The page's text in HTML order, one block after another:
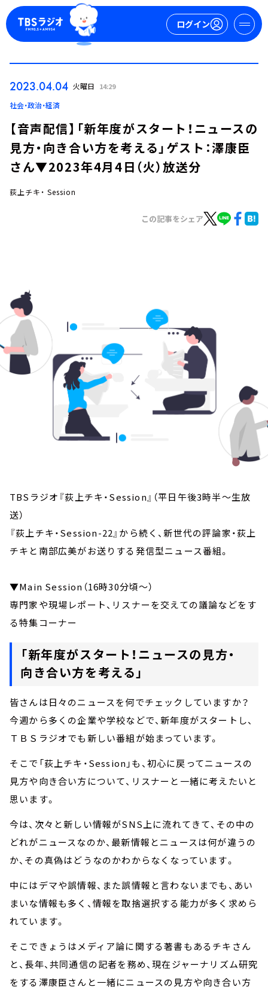
ログイン
会社情報
2023.04.04 火曜日 14:29
社会・政治・経済
【音声配信】「新年度がスタート！ニュースの
見方・向き合い方を考える」ゲスト：澤康臣
さん▼2023年4月4日（火）放送分
荻上チキ・ Session
この記事をシェア
TBSラジオ『荻上チキ・Session』（平日午後3時半～生放
送）
『荻上チキ・Session-22』から続く、新世代の評論家・荻上
チキと南部広美がお送りする発信型ニュース番組。
▼Main Session（16時30分頃～）
専門家や現場レポート、リスナーを交えての議論などをす
る特集コーナー
「新年度がスタート！ニュースの見方・
向き合い方を考える」
皆さんは日々のニュースを何でチェックしていますか？
今週から多くの企業や学校などで、新年度がスタートし、
ＴＢＳラジオでも新しい番組が始まっています。
そこで「荻上チキ・Session」も、初心に戻ってニュースの
見方や向き合い方について、リスナーと一緒に考えたいと
思います。
今は、次々と新しい情報がSNS上に流れてきて、その中の
どれがニュースなのか、最新情報とニュースは何が違うの
か、その真偽はどうなのかわからなくなっています。
中にはデマや誤情報、また誤情報と言わないまでも、あい
まいな情報も多く、情報を取捨選択する能力が多く求めら
れています。
そこできょうはメディア論に関する著書もあるチキさん
と、長年、共同通信の記者を務め、現在ジャーナリズム研究
をする澤康臣さんと一緒にニュースの見方や向き合い方